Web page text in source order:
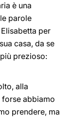
è una
parole
per
casa, da se
prezioso:
alla
abbiamo
prendere, ma